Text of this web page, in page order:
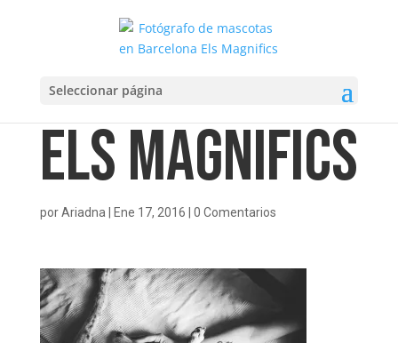
Seleccionar página
Els Magnifics
porAriadna Ene 17, 2016 0 Comentarios